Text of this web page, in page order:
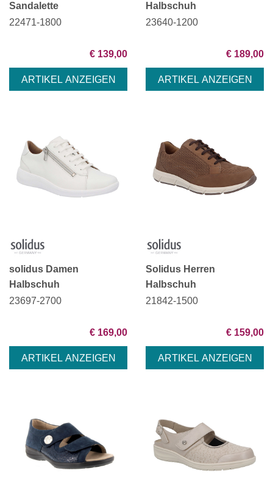
Sandalette
22471-1800
€ 139,00
Halbschuh
23640-1200
€ 189,00
solidus Damen
Halbschuh
23697-2700
€ 169,00
Solidus Herren
Halbschuh
21842-1500
€ 159,00